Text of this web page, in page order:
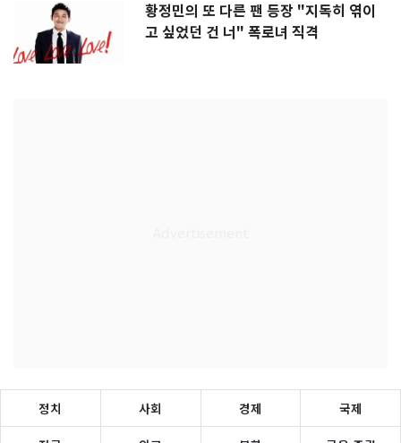
황정민의 또 다른 팬 등장 "지독히 엮이
고 싶었던 건 너" 폭로녀 직격
정치 사회 경제 국제